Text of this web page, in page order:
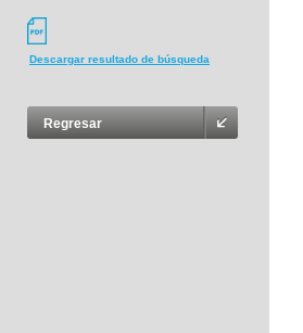
Descargar resultado de búsqueda
Regresar